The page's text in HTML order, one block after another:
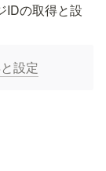
IDの取得と設
設定